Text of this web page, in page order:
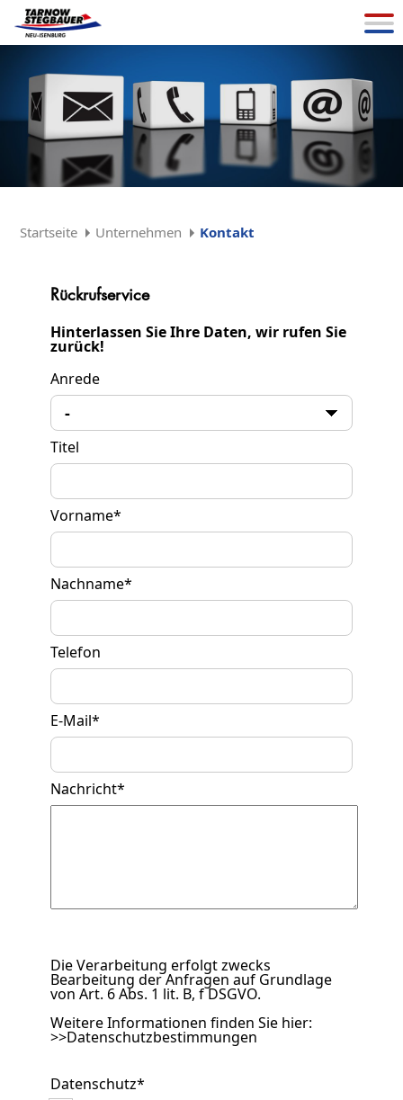
Startseite Unternehmen Kontakt
Rückrufservice
Hinterlassen Sie Ihre Daten, wir rufen Sie
zurück!
Anrede
Titel
Vorname*
Nachname*
Telefon
E-Mail*
Nachricht*
Die Verarbeitung erfolgt zwecks
Bearbeitung der Anfragen auf Grundlage
von Art. 6 Abs. 1 lit. B, f DSGVO.
Weitere Informationen finden Sie hier:
>>Datenschutzbestimmungen
Datenschutz*